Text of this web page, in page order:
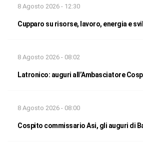
8 Agosto 2026 - 12:30
Cupparo su risorse, lavoro, energia e
8 Agosto 2026 - 08:02
Latronico: auguri all’Ambasciatore
8 Agosto 2026 - 08:00
Cospito commissario Asi, gli auguri di